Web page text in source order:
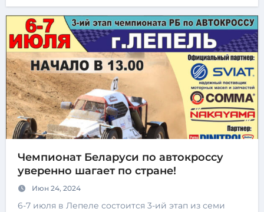
Чемпионат Беларуси по автокроссу
уверенно шагает по стране!
Июн 24, 2024
6-7 июля в Лепеле состоится 3-ий этап из семи